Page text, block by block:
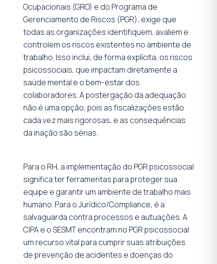
Ocupacionais (GRO) e do Programa de
Gerenciamento de Riscos (PGR), exige que
todas as organizações identifiquem, avaliem e
controlem os riscos existentes no ambiente de
trabalho. Isso inclui, de forma explícita, os riscos
psicossociais, que impactam diretamente a
saúde mental e o bem-estar dos
colaboradores. A postergação da adequação
não é uma opção, pois as fiscalizações estão
cada vez mais rigorosas, e as consequências
da inação são sérias.
Para o RH, a implementação do PGR psicossocial
significa ter ferramentas para proteger sua
equipe e garantir um ambiente de trabalho mais
humano. Para o Jurídico/Compliance, é a
salvaguarda contra processos e autuações. A
CIPA e o SESMT encontram no PGR psicossocial
um recurso vital para cumprir suas atribuições
de prevenção de acidentes e doenças do